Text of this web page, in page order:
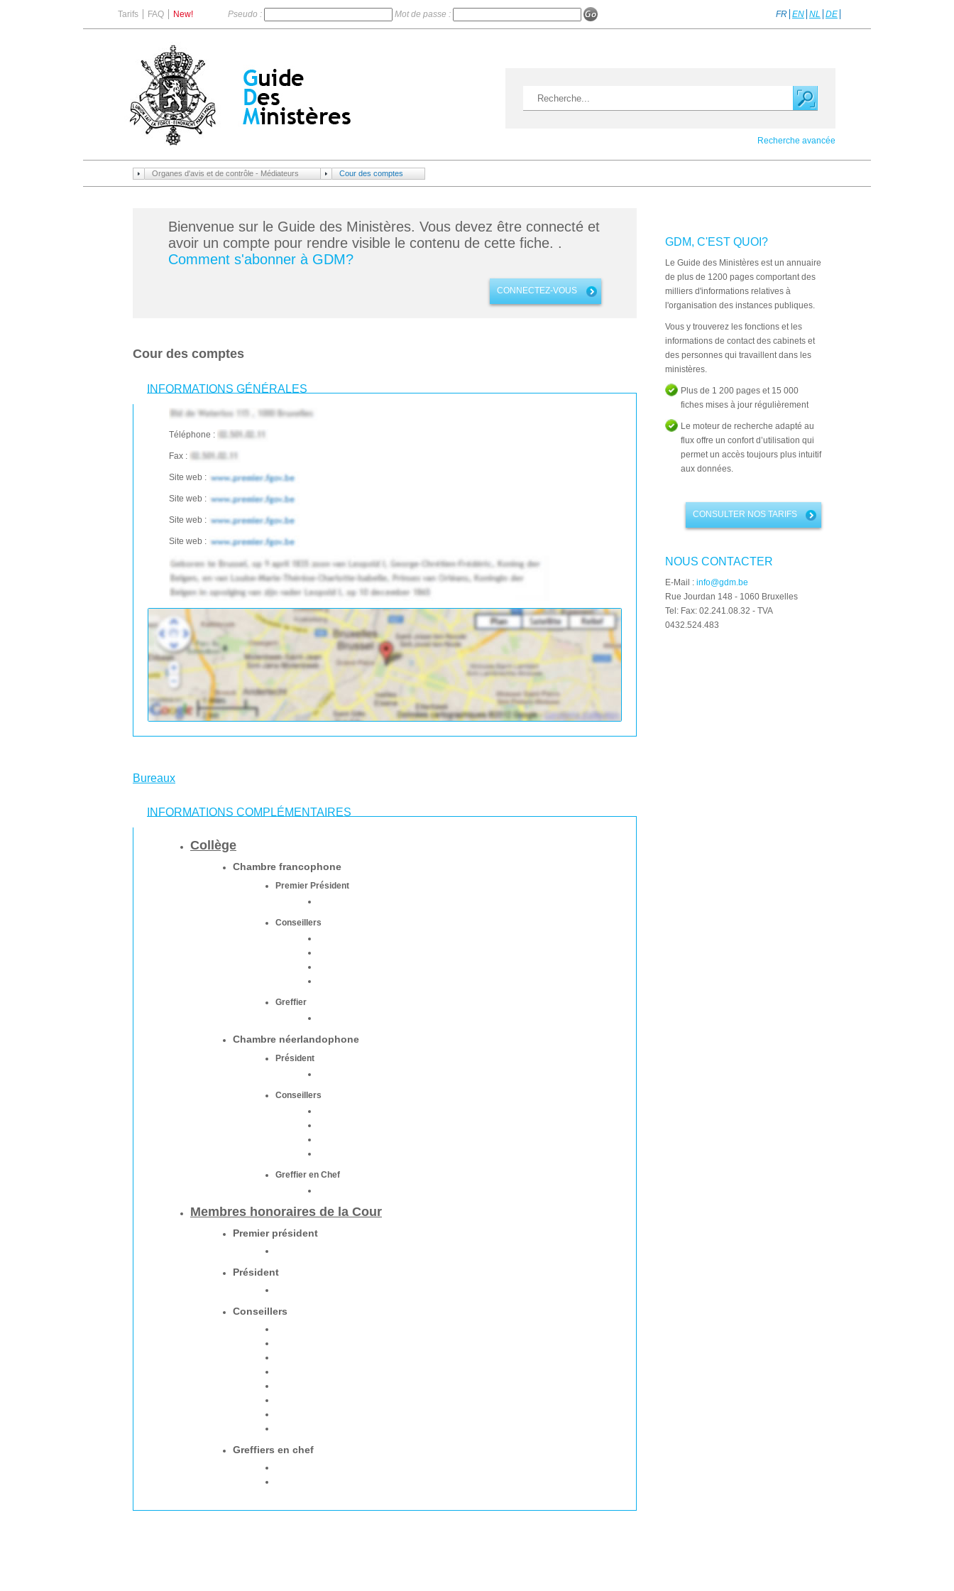
Tarifs FAQ New! Pseudo : Mot de passe : FR EN NL DE
Recherche avancée
Organes d'avis et de contrôle - Médiateurs Cour des comptes
Bienvenue sur le Guide des Ministères. Vous devez être connecté et
avoir un compte pour rendre visible le contenu de cette fiche. .
Comment s'abonner à GDM?
CONNECTEZ-VOUS
Cour des comptes
INFORMATIONS GÉNÉRALES
Téléphone :
Fax :
Site web :
Site web :
Site web :
Site web :
Bureaux
INFORMATIONS COMPLÉMENTAIRES
Collège
Chambre francophone
Premier Président
Conseillers
Greffier
Chambre néerlandophone
Président
Conseillers
Greffier en Chef
Membres honoraires de la Cour
Premier président
Président
Conseillers
Greffiers en chef
GDM, C'EST QUOI?
Le Guide des Ministères est un annuaire
de plus de 1200 pages comportant des
milliers d'informations relatives à
l'organisation des instances publiques.
Vous y trouverez les fonctions et les
informations de contact des cabinets et
des personnes qui travaillent dans les
ministères.
Plus de 1 200 pages et 15 000
fiches mises à jour régulièrement
Le moteur de recherche adapté au
flux offre un confort d’utilisation qui
permet un accès toujours plus intuitif
aux données.
CONSULTER NOS TARIFS
NOUS CONTACTER
E-Mail : info@gdm.be
Rue Jourdan 148 - 1060 Bruxelles
Tel: Fax: 02.241.08.32 - TVA
0432.524.483